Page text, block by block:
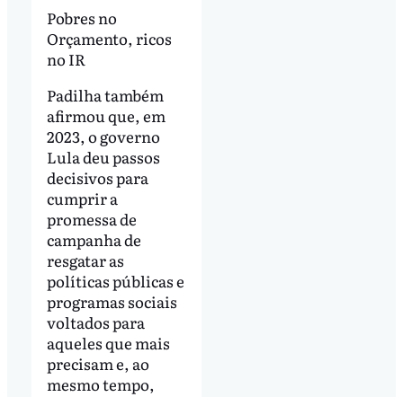
Pobres no
Orçamento, ricos
no IR
Padilha também
afirmou que, em
2023, o governo
Lula deu passos
decisivos para
cumprir a
promessa de
campanha de
resgatar as
políticas públicas e
programas sociais
voltados para
aqueles que mais
precisam e, ao
mesmo tempo,